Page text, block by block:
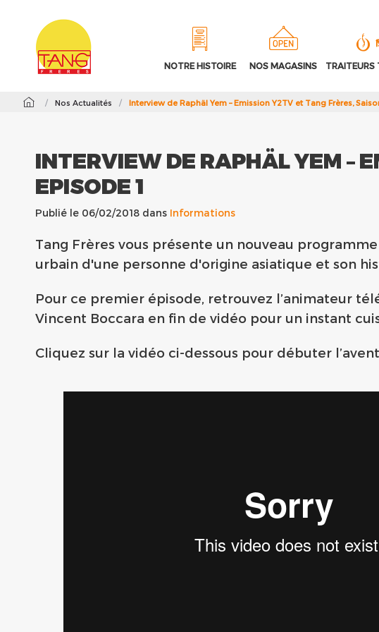
NOTRE HISTOIRE NOS MAGASINS TRAITEURS
/ Nos Actualités / Interview de Raphäl Yem – Emission Y2TV et Tang Frères,
INTERVIEW DE RAPHÄL YEM –
EPISODE 1
Publié le 06/02/2018 dans Informations
Tang Frères vous présente un nouveau
urbain d'une personne d'origine asiatique et son
Pour ce premier épisode, retrouvez l’animateur
Vincent Boccara en fin de vidéo pour un instant
Cliquez sur la vidéo ci-dessous pour débuter